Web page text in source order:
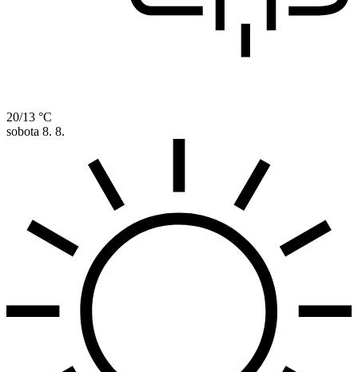
20/13 °C
sobota 8. 8.